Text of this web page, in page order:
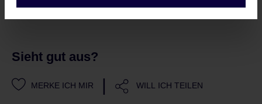
Sieht gut aus?
MERKE ICH MIR | WILL ICH TEILEN